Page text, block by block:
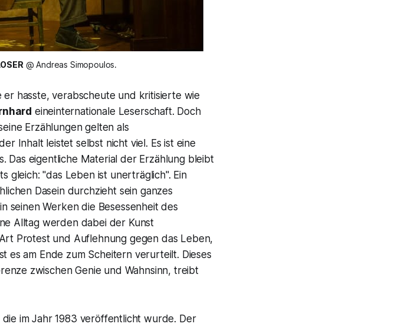
@ Andreas Simopoulos.
hasste, verabscheute und kritisierte wie
eineinternationale Leserschaft. Doch
Erzählungen gelten als
Inhalt leistet selbst nicht viel. Es ist eine
Das eigentliche Material der Erzählung bleibt
gleich: "das Leben ist unerträglich". Ein
Dasein durchzieht sein ganzes
seinen Werken die Besessenheit des
Alltag werden dabei der Kunst
Protest und Auflehnung gegen das Leben,
es am Ende zum Scheitern verurteilt. Dieses
zwischen Genie und Wahnsinn, treibt
die im Jahr 1983 veröffentlicht wurde. Der